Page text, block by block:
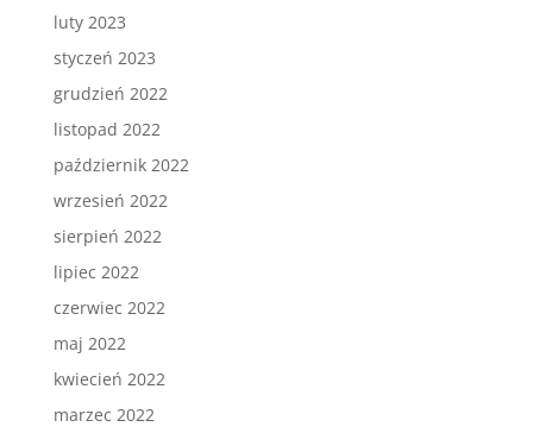
luty 2023
styczeń 2023
grudzień 2022
listopad 2022
październik 2022
wrzesień 2022
sierpień 2022
lipiec 2022
czerwiec 2022
maj 2022
kwiecień 2022
marzec 2022